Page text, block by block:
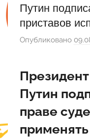
Путин
приставов
Опубликовано
Путин
праве